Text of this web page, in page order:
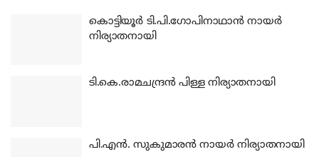
കൊട്ടിയൂര്‍ ടി.പി.ഗോപിനാഥാന്‍ നായര്‍
നിര്യാതനായി
ടി.കെ.രാമചന്ദ്രന്‍ പിള്ള നിര്യാതനായി
പി.എന്‍. സുകുമാരന്‍ നായര്‍ നിര്യാതനായി